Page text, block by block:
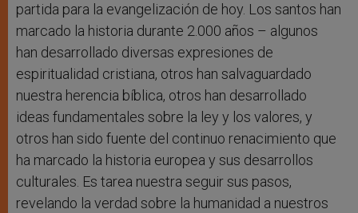
partida para la evangelización de hoy. Los santos han
marcado la historia durante 2.000 años – algunos
han desarrollado diversas expresiones de
espiritualidad cristiana, otros han salvaguardado
nuestra herencia bíblica, otros han desarrollado
ideas fundamentales sobre la ley y los valores, y
otros han sido fuente del continuo renacimiento que
ha marcado la historia europea y sus desarrollos
culturales. Es tarea nuestra seguir sus pasos,
revelando la verdad sobre la humanidad a nuestros